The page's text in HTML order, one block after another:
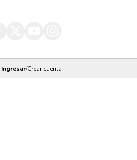
Ingresar/Crear cuenta